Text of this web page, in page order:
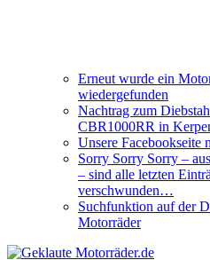
Erneut wurde ein
wiedergefunden
Nachtrag zum
CBR1000RR in
Unsere Facebookseite
Sorry Sorry Sorry –
– sind alle letzten
verschwunden…
Suchfunktion auf der
Motorräder